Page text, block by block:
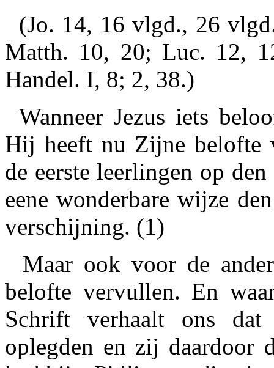
(Jo. 14, 16 vlgd., 26
Matth. 10, 20; Luc. 12,
Handel. I, 8; 2, 38.)
Wanneer Jezus iets
Hij heeft nu Zijne belofte
de eerste leerlingen op
eene wonderbare wijze
verschijning. (1)
Maar ook voor de
belofte vervullen. En
Schrift verhaalt ons
oplegden en zij daardoor